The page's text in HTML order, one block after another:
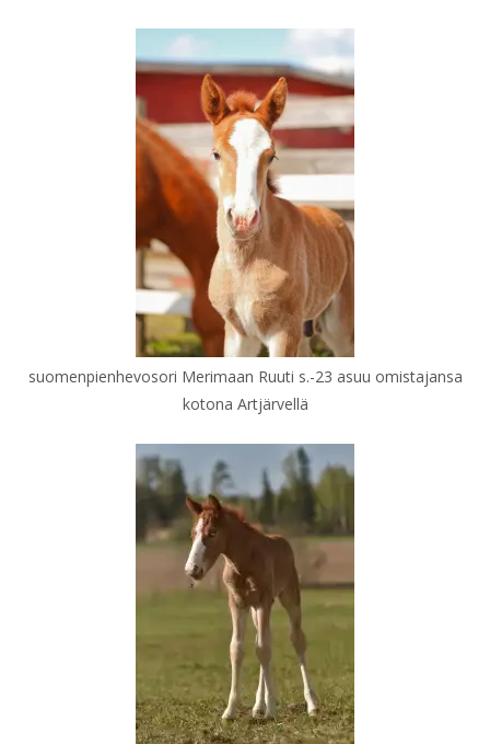
suomenpienhevosori Merimaan Ruuti s.-23 asuu omistajansa
kotona Artjärvellä